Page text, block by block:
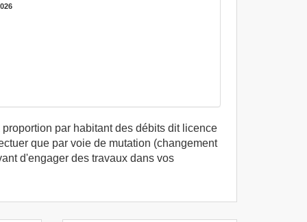
par habitant des débits dit licence
que par voie de mutation (changement
d'engager des travaux dans vos